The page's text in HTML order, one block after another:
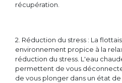
récupération.
2. Réduction du stress : La
environnement propice à la
réduction du stress. L'eau
permettent de vous
de vous plonger dans un état